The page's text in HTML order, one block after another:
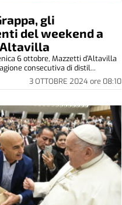
gli
del weekend a
3 OTTOBRE 2024ore 08:10
6 ottobre, Mazzetti d’Altavilla
consecutiva di distil...